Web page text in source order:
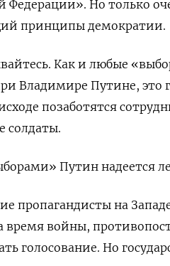
Федерации». Но только
принципы демократии.
Как и любые
Владимире Путине, это
позаботятся
солдаты.
Путин надеется
пропагандисты на
время войны,
голосование. Но